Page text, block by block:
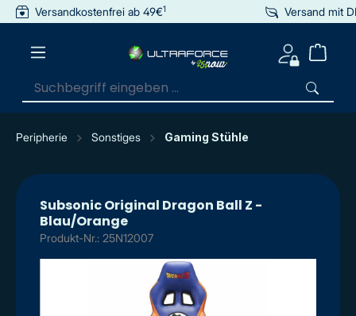
springen
Versandkostenfrei ab 49€1 Versand mit
Peripherie Sonstiges Gaming Stühle
Subsonic Original Dragon Ball Z -
Blau/Orange
Produkt-Nr.: 25N12007